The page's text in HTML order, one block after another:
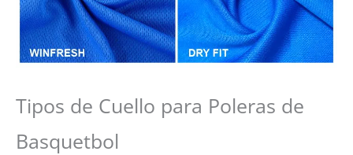
Tipos de Cuello para Poleras de
Basquetbol